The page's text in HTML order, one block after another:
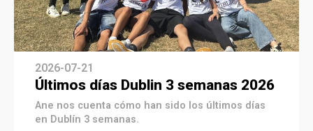
2026-07-21
Últimos días Dublin 3 semanas 2026
Ane nos cuenta cómo han sido los últimos días
en Dublín 3 semanas.